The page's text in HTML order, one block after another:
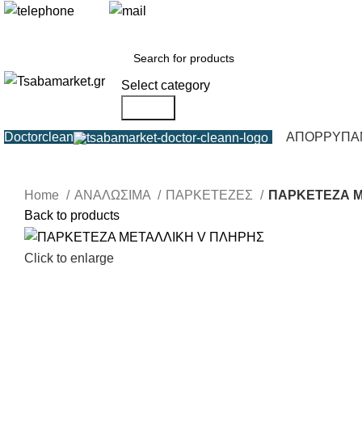
Select category
Doctorclean
Home ΑΝΑΛΩΣΙΜΑ ΠΑΡΚΕΤΕΖΕΣ
ΠΑΡΚΕΤΕΖΑ
Back to products
Click to enlarge